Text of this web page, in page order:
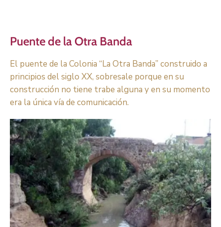
Puente de la Otra Banda
El puente de la Colonia “La Otra Banda” construido a
principios del siglo XX, sobresale porque en su
construcción no tiene trabe alguna y en su momento
era la única vía de comunicación.